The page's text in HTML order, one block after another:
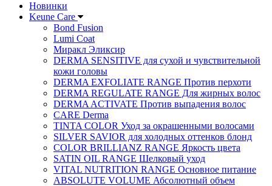
Новинки
Keune Care
Bond Fusion
Lumi Coat
Миракл Эликсир
DERMA SENSITIVE для сухой и чувствительной
кожи головы
DERMA EXFOLIATE RANGE Против перхоти
DERMA REGULATE RANGE Для жирных волос
DERMA ACTIVATE Против выпадения волос
CARE Derma
TINTA COLOR Уход за окрашенными волосами
SILVER SAVIOR для холодных оттенков блонд
COLOR BRILLIANZ RANGE Яркость цвета
SATIN OIL RANGE Шелковый уход
VITAL NUTRITION RANGE Основное питание
ABSOLUTE VOLUME Абсолютный объем